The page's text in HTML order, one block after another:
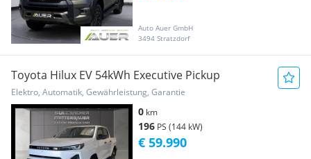
Auto Auer GmbH
3494 Stratzdorf
Toyota Hilux EV 54kWh Executive Pickup
Elektro, Automatik, Gewährleistung, Garantie
0 km
196 PS (144 kW)
€ 59.990